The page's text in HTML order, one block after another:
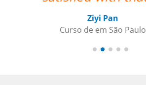
fluentemente
para ajudai
Lila, para aquelas
ocasiões em